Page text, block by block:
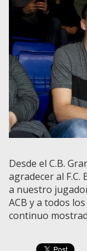
Desde el C.B.
agradecer al
a nuestro
ACB y a todos
continuo